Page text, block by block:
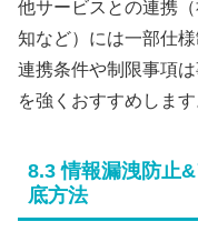
他サービスとの連携
知など）には一部仕様
連携条件や制限事項
を強くおすすめします
8.3 情報漏洩防止
底方法